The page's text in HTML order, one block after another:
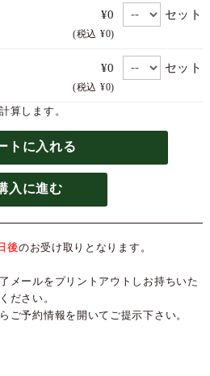
¥0
(税込 ¥0)
セット
¥0
(税込 ¥0)
セット
算します。
トに入れる
入に進む
後のお受け取りとなります。
メールをプリントアウトしお持ちいた
ださい。
ご予約情報を開いてご提示下さい。